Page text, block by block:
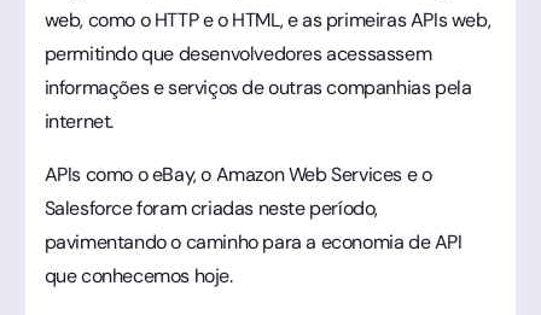
web, como o HTTP e o HTML, e as primeiras APIs web,
permitindo que desenvolvedores acessassem
informações e serviços de outras companhias pela
internet.
APIs como o eBay, o Amazon Web Services e o
Salesforce foram criadas neste período,
pavimentando o caminho para a economia de API
que conhecemos hoje.